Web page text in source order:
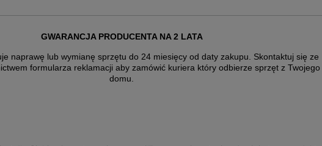
GWARANCJA PRODUCENTA NA 2 LATA
naprawę lub wymianę sprzętu do 24 miesięcy od daty zakupu. Skontaktuj się ze
formularza reklamacji abyzamówić kuriera który odbierze sprzęt z Twojego
domu.